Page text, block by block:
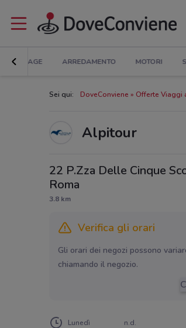
BRICOLAGE ARREDAMENTO MOTORI
Sei qui: DoveConviene Offerte Viaggi
Alpitour
22 P.Zza Delle Cinque
Roma
3.8 km
Verifica gli orari
Gli orari dei negozi possono
chiamando il negozio.
Lunedì
n.d.